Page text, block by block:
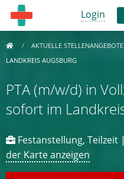
Login
AKTUELLE
LANDKREIS AUGSBURG
PTA (m/w/d) in
sofort im
Festanstellung, Teilzeit |
der Karte anzeigen